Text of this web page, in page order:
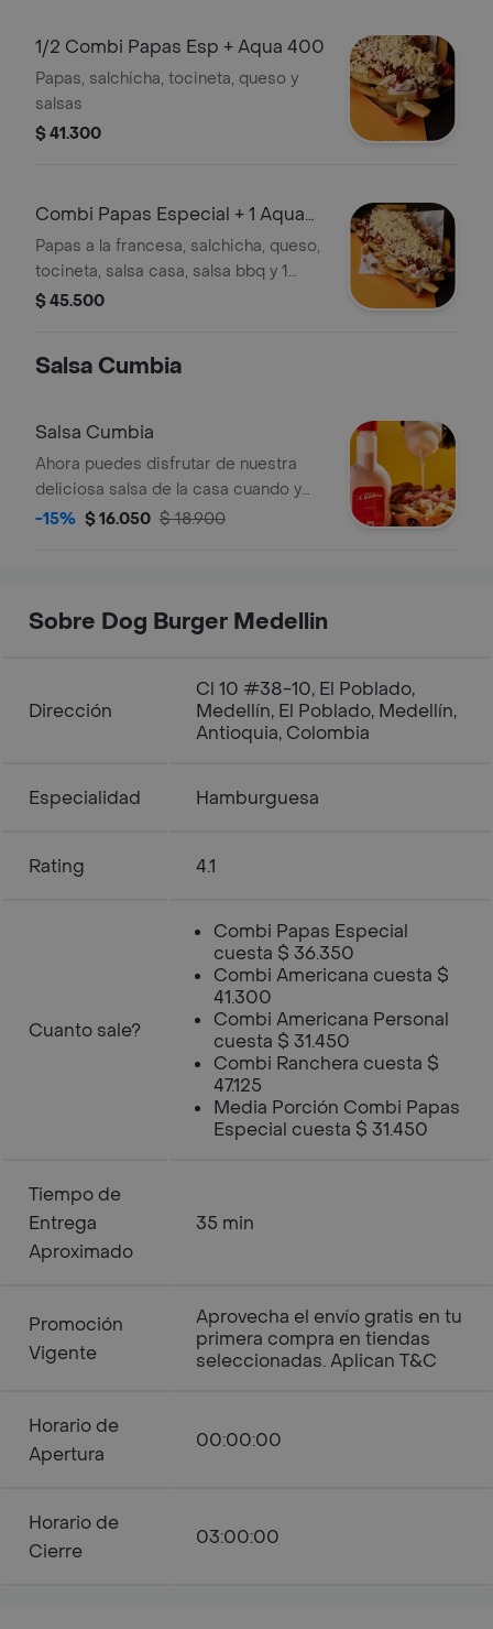
1/2 Combi Papas Esp + Aqua 400
Papas, salchicha, tocineta, queso y
salsas
$ 41.300
Combi Papas Especial + 1 Aqua
Saborizada
Papas a la francesa, salchicha, queso,
tocineta, salsa casa, salsa bbq y 1
gaseosa Aqua saborizada
$ 45.500
Salsa Cumbia
Salsa Cumbia
Ahora puedes disfrutar de nuestra
deliciosa salsa de la casa cuando y
donde quieras. llévala contigo y dale
-15% $ 16.050 $ 18.900
Sobre Dog Burger Medellin
Dirección
Cl 10 #38-10, El Poblado,
Medellín, El Poblado, Medellín,
Antioquia, Colombia
Especialidad Hamburguesa
Rating 4.1
Cuanto sale?
Combi Papas Especial
cuesta $ 36.350
Combi Americana cuesta $
41.300
Combi Americana Personal
cuesta $ 31.450
Combi Ranchera cuesta $
47.125
Media Porción Combi Papas
Especial cuesta $ 31.450
Tiempo de
Entrega
Aproximado
35 min
Promoción
Vigente
Aprovecha el envío gratis en tu
primera compra en tiendas
seleccionadas. Aplican T&C
Horario de
Apertura
00:00:00
Horario de
Cierre
03:00:00